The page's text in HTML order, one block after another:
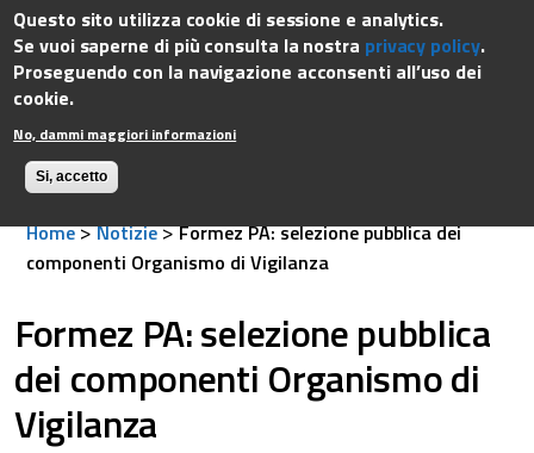
Questo sito utilizza cookie di sessione e analytics.
Se vuoi saperne di più consulta la nostra privacy policy.
Proseguendo con la navigazione acconsenti all’uso dei
cookie.
No, dammi maggiori informazioni
Si, accetto
Dipartimento della funzione pubblica
Governo Italiano
Home>Notizie>Formez PA: selezione pubblica dei
componenti Organismo di Vigilanza
Formez PA: selezione pubblica
dei componenti Organismo di
Vigilanza